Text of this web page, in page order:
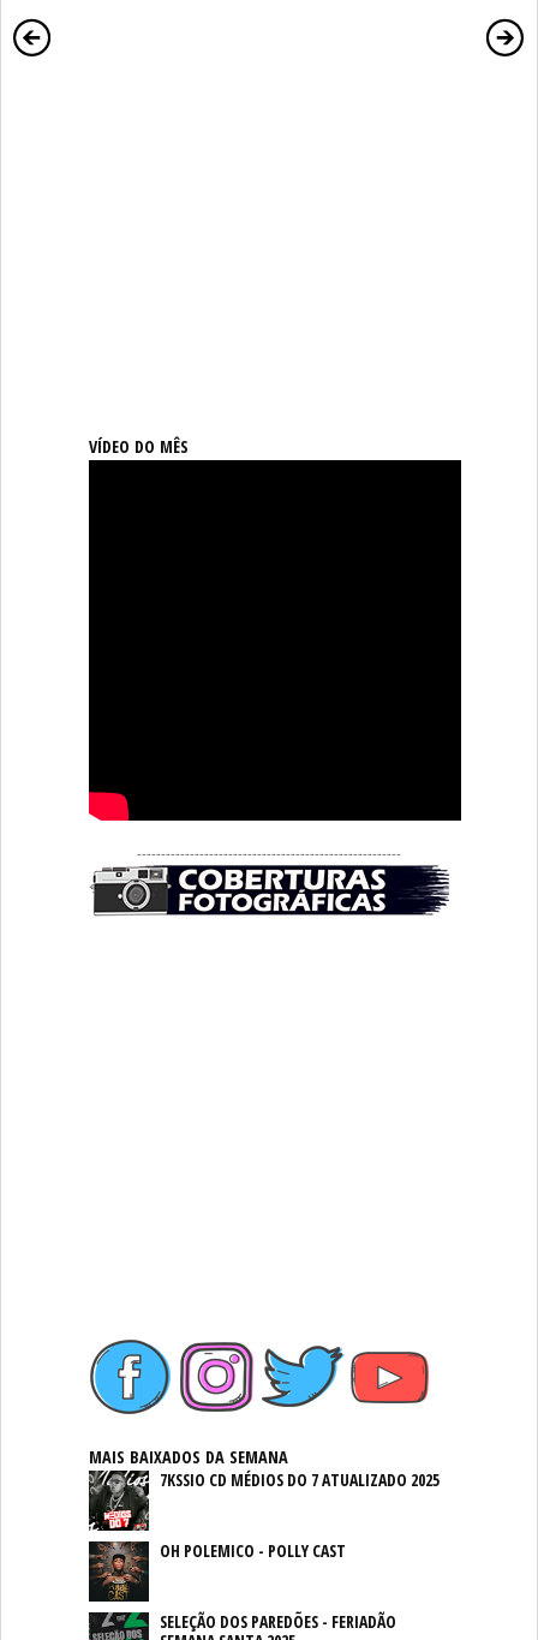
VÍDEO DO MÊS
-------------------------------------------------------
MAIS BAIXADOS DA SEMANA
7KSSIO CD MÉDIOS DO 7 ATUALIZADO 2025
OH POLEMICO - POLLY CAST
SELEÇÃO DOS PAREDÕES - FERIADÃO